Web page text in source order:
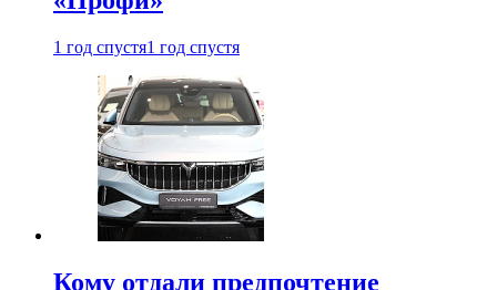
1 год спустя1 год спустя
Кому отдали предпочтение